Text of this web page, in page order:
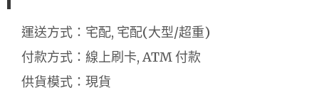
運送方式：宅配, 宅配(大型/超重)
付款方式：線上刷卡, ATM 付款
供貨模式：現貨